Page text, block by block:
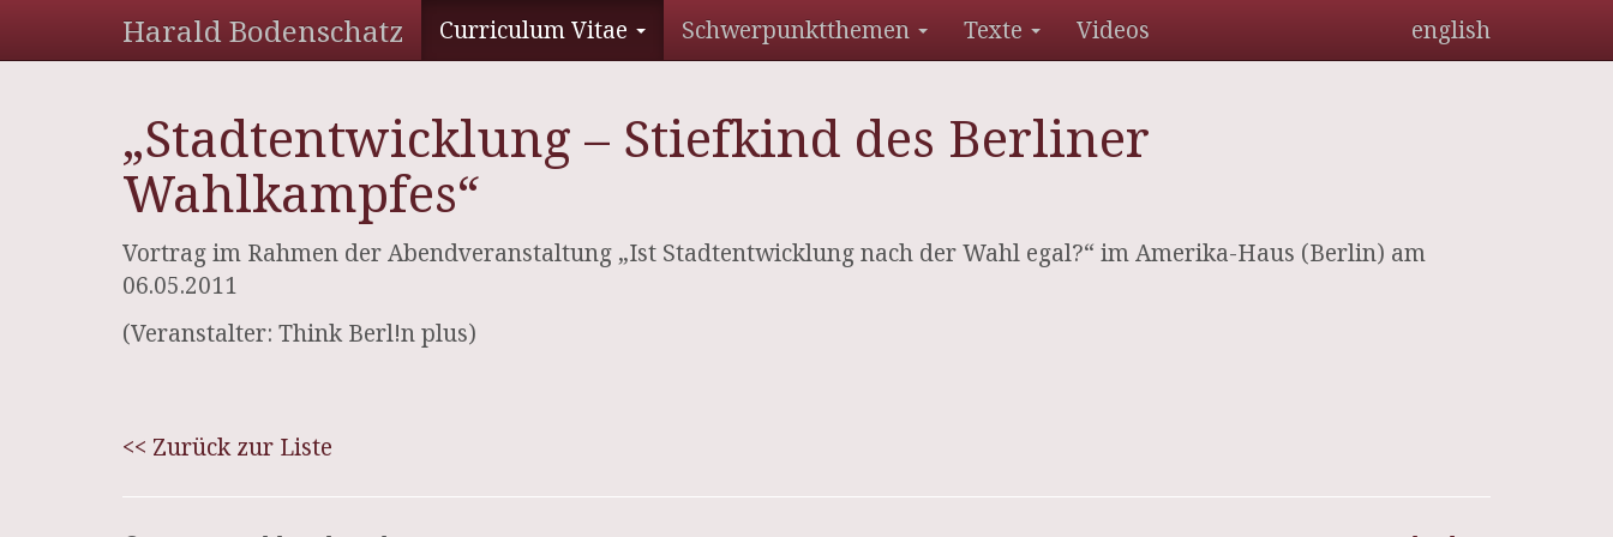
Harald Bodenschatz Curriculum Vitae Schwerpunktthemen Texte Videos english
„Stadtentwicklung – Stiefkind des Berliner
Wahlkampfes“
Vortrag im Rahmen der Abendveranstaltung „Ist Stadtentwicklung nach der Wahl egal?“ im Amerika-Haus (Berlin) am
06.05.2011
(Veranstalter: Think Berl!n plus)
<< Zurück zur Liste